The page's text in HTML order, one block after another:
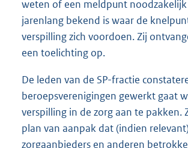
weten of een meldpunt
jarenlang bekend is waar de
verspilling zich voordoen. Zij
een toelichting op.
De leden van de SP-fractie
beroepsverenigingen gewerkt gaat
verspilling in de zorg aan te pakken.
plan van aanpak dat (indien
zorgaanbieders en anderen